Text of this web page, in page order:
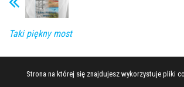
Taki piękny most
Strona na której się znajdujesz wykorzystuje pliki